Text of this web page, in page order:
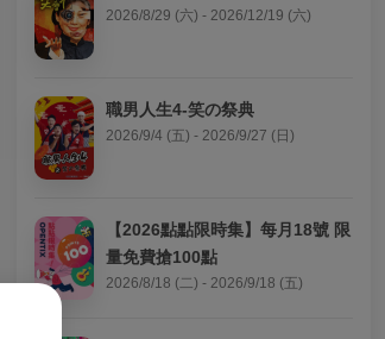
2026/8/29 (六) - 2026/12/19 (六)
職男人生4-笑の祭典
2026/9/4 (五) - 2026/9/27 (日)
【2026點點限時集】每月18號 限
量免費搶100點
2026/8/18 (二) - 2026/9/18 (五)